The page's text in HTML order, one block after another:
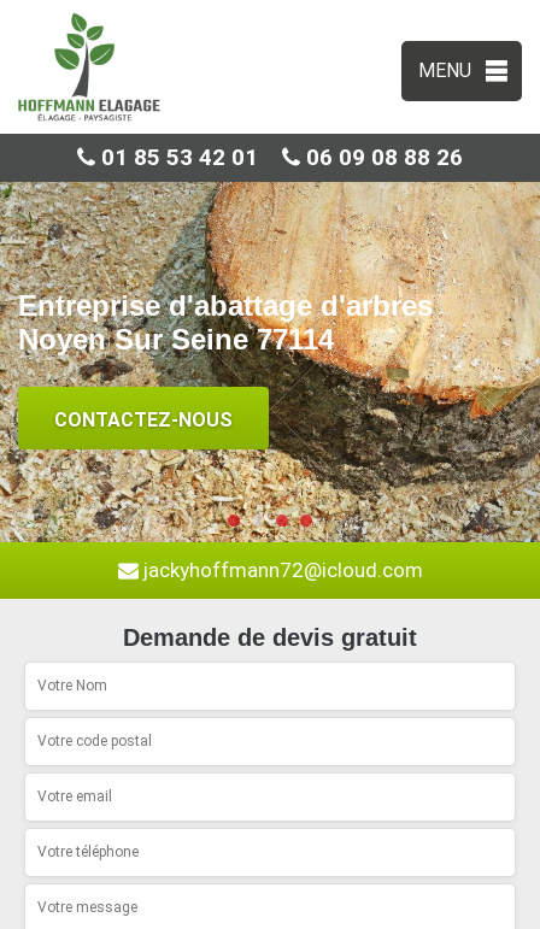
MENU
01 85 53 42 01 06 09 08 88 26
Entreprise d'abattage d'arbres
Noyen Sur Seine 77114
CONTACTEZ-NOUS
jackyhoffmann72@icloud.com
Demande de devis gratuit